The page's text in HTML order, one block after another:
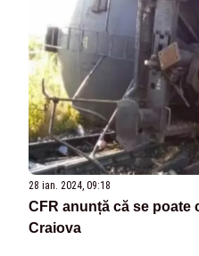
28 ian. 2024, 09:18
CFR anunță că se poate
Craiova